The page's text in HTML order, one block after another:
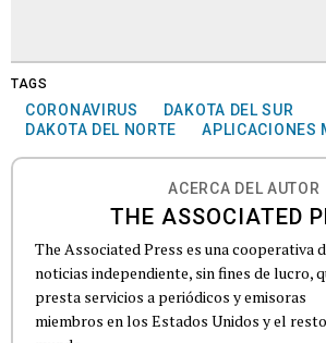
TAGS
CORONAVIRUS
DAKOTA DEL SUR
DAKOTA DEL NORTE
APLICACIONES
ACERCA DEL AUTOR
THE ASSOCIATED
The Associated Press es una cooperativa
noticias independiente, sin fines de lucro,
presta servicios a periódicos y emisoras
miembros en los Estados Unidos y el